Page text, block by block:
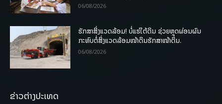
06/08/2026
ຮັກສາສິ່ງແວດລ້ອມ! ບໍ່ແຮ່ໃຕ້ດິນ ຊ່ວຍຫຼຸດຜ່ອນຜົນ
ກະທົບຕໍ່ສິ່ງແວດລ້ອມໜ້າດິນຮັກສາໜ້າດິນ.
06/08/2026
ຂ່າວຕ່າງປະເທດ